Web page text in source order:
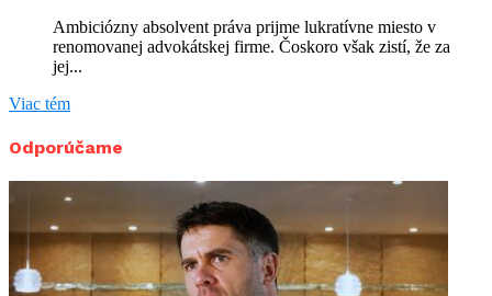
Ambiciózny absolvent práva prijme lukratívne miesto v
renomovanej advokátskej firme. Čoskoro však zistí, že za
jej...
Viac tém
Odporúčame